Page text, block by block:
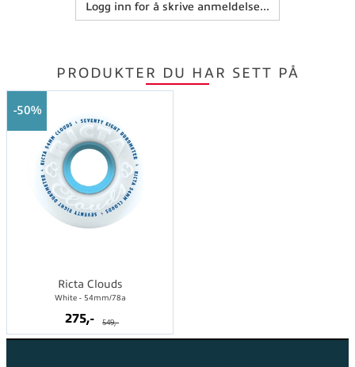
Logg inn for å skrive anmeldelse...
PRODUKTER DU HAR SETT PÅ
50%
Ricta Clouds
White - 54mm/78a
275,- 549,-